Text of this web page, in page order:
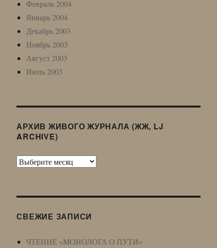
Февраль 2004
Январь 2004
Декабрь 2003
Ноябрь 2003
Август 2003
Июль 2003
АРХИВ ЖИВОГО ЖУРНАЛА (ЖЖ, LJ
ARCHIVE)
Архив
LJ
СВЕЖИЕ ЗАПИСИ
ЧТЕНИЕ «МОНОЛОГА О ПУТИ»